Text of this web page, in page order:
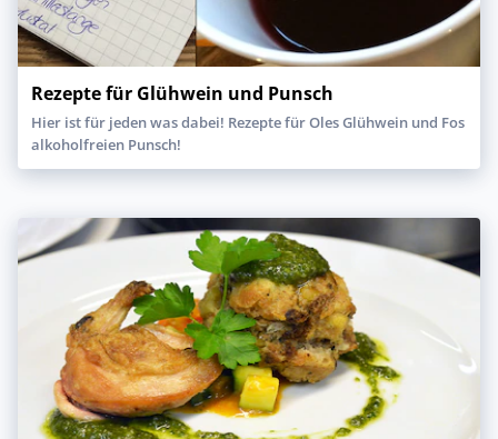
Rezepte für Glühwein und Punsch
Hier ist für jeden was dabei! Rezepte für Oles Glühwein und Fos
alkoholfreien Punsch!